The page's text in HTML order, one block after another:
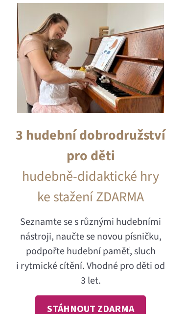
3 hudební dobrodružství
pro děti
hudebně-didaktické hry
ke stažení ZDARMA
Seznamte se s různými hudebními
nástroji, naučte se novou písničku,
podpořte hudební paměť, sluch
i rytmické cítění. Vhodné pro děti od
3 let.
STÁHNOUT ZDARMA